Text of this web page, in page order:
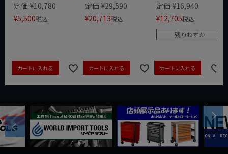
定価 ¥10,780
¥5,500税込
カートに入れる
定価 ¥29,590
¥20,713税込
カートに入れる
定価 ¥16,940
¥12,705税込
残りわずか
カートに入れる
Previous
Next